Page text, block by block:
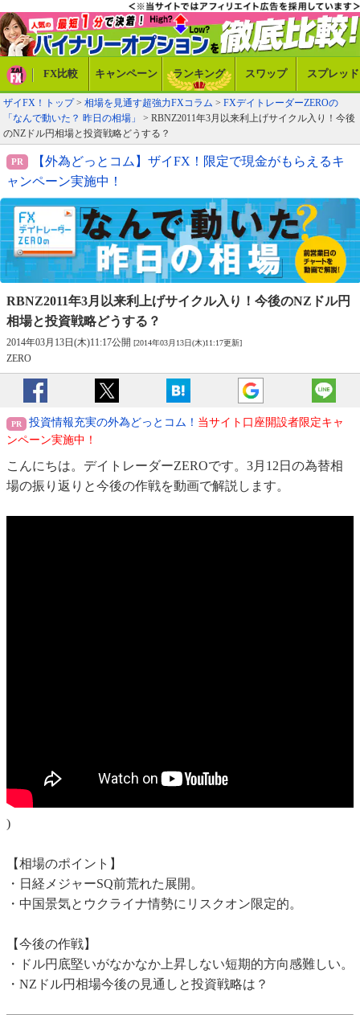
FX比較 キャンペーン ランキング スワップ スプレッド
ザイFX！トップ> 相場を見通す超強力FXコラム > FXデイトレーダーZEROの
「なんで動いた？ 昨日の相場」
> RBNZ2011年3月以来利上げサイクル入り！今後
のNZドル円相場と投資戦略どうする？
【外為どっとコム】ザイFX！限定で現金がもらえるキ
ャンペーン実施中！
RBNZ2011年3月以来利上げサイクル入り！ 今後のNZドル円
相場と投資戦略どうする？
2014年03月13日(木)11:17公開 [2014年03月13日(木)11:17更新]
ZERO
投資情報充実の外為どっとコム！ 当サイト口座開設者限定キャ
ンペーン実施中！
こんにちは。デイトレーダーZEROです。3月12日の為替相
場の振り返りと今後の作戦を動画で解説します。
)
【相場のポイント】
・日経メジャーSQ前荒れた展開。
・中国景気とウクライナ情勢にリスクオン限定的。
【今後の作戦】
・ドル円底堅いがなかなか上昇しない短期的方向感難しい。
・NZドル円相場今後の見通しと投資戦略は？